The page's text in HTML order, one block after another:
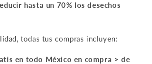
hasta un 70% los desechos
todas tus compras incluyen:
en todo México en compra > de